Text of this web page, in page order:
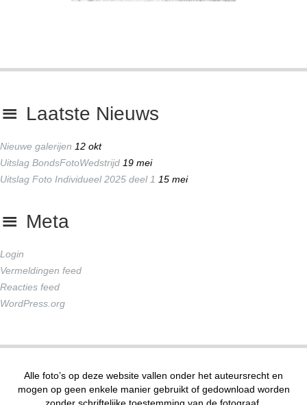
Laatste Nieuws
Nieuwe galerijen 12 okt
Uitslag BondsFotoWedstrijd 19 mei
Uitslag Foto Individueel 2025 deel 1 15 mei
Meta
Login
Vermeldingen feed
Reacties feed
WordPress.org
Alle foto’s op deze website vallen onder het auteursrecht en
mogen op geen enkele manier gebruikt of gedownload worden